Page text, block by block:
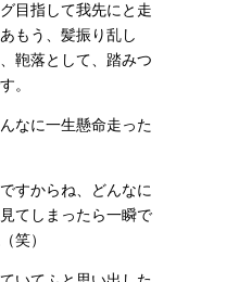
目指して我先にと走
もう、髪振り乱し
鞄落として、踏みつ
。
なに一生懸命走った
すからね、どんなに
てしまったら一瞬で
笑）